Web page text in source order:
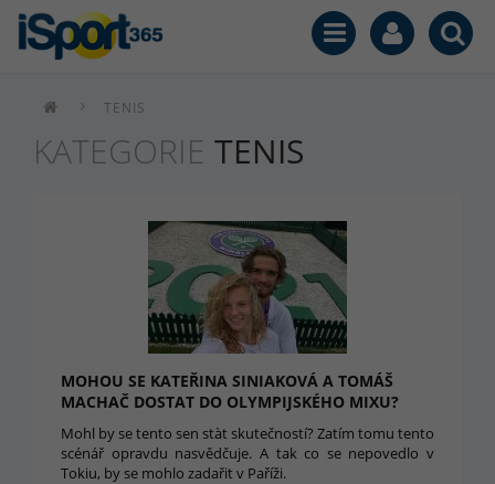
TENIS
KATEGORIE TENIS
MOHOU SE KATEŘINA SINIAKOVÁ A TOMÁŠ
MACHAČ DOSTAT DO OLYMPIJSKÉHO MIXU?
Mohl by se tento sen stàt skutečností? Zatím tomu tento
scénář opravdu nasvědčuje. A tak co se nepovedlo v
Tokiu, by se mohlo zadařit v Paříži.